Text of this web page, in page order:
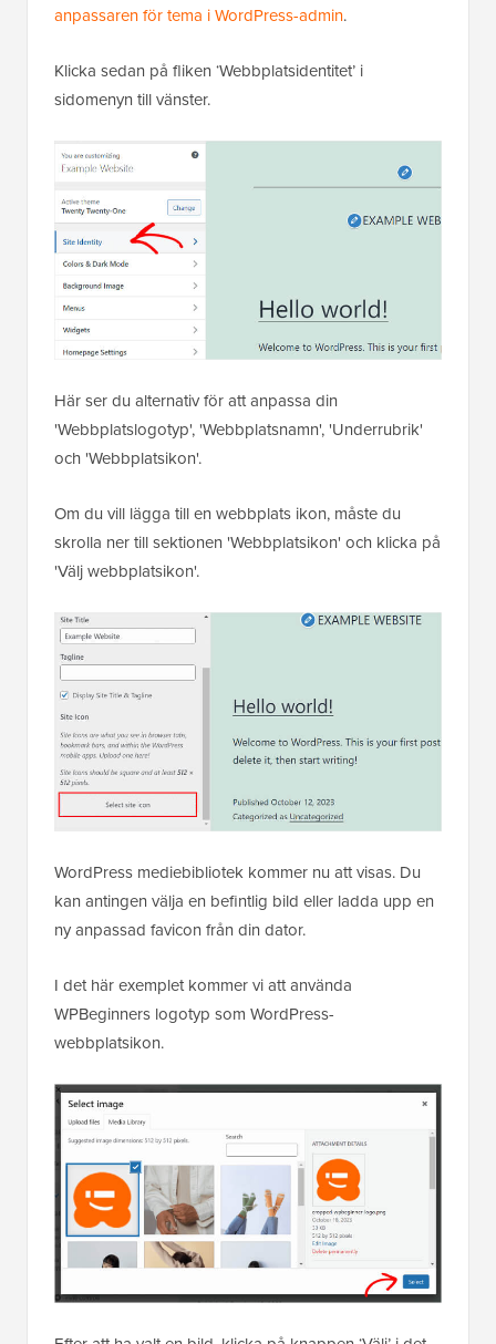
anpassaren för tema i WordPress-admin.
Klicka sedan på fliken ‘Webbplatsidentitet’ i
sidomenyn till vänster.
Här ser du alternativ för att anpassa din
'Webbplatslogotyp', 'Webbplatsnamn', 'Underrubrik'
och 'Webbplatsikon'.
Om du vill lägga till en webbplats ikon, måste du
skrolla ner till sektionen 'Webbplatsikon' och klicka på
'Välj webbplatsikon'.
WordPress mediebibliotek kommer nu att visas. Du
kan antingen välja en befintlig bild eller ladda upp en
ny anpassad favicon från din dator.
I det här exemplet kommer vi att använda
WPBeginners logotyp som WordPress-
webbplatsikon.